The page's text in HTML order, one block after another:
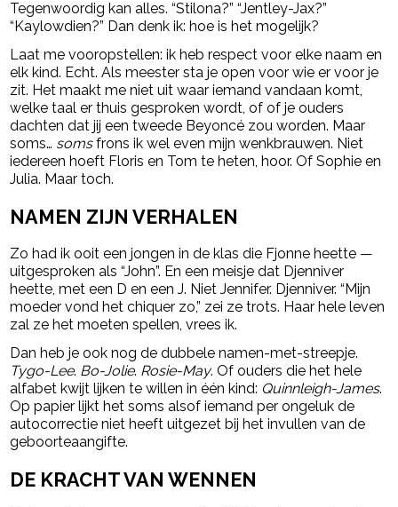
Tegenwoordig kan alles. “Stilona?” “Jentley-Jax?”
“Kaylowdien?” Dan denk ik: hoe is het mogelijk?
Laat me vooropstellen: ik heb respect voor elke naam en
elk kind. Echt. Als meester sta je open voor wie er voor je
zit. Het maakt me niet uit waar iemand vandaan komt,
welke taal er thuis gesproken wordt, of of je ouders
dachten dat jij een tweede Beyoncé zou worden. Maar
soms… somsfrons ik wel even mijn wenkbrauwen. Niet
iedereen hoeft Floris en Tom te heten, hoor. Of Sophie en
Julia. Maar toch.
NAMEN ZIJN VERHALEN
Zo had ik ooit een jongen in de klas die Fjonne heette —
uitgesproken als “John”. En een meisje dat Djenniver
heette, met een D en een J. Niet Jennifer. Djenniver. “Mijn
moeder vond het chiquer zo,” zei ze trots. Haar hele leven
zal ze het moeten spellen, vrees ik.
Dan heb je ook nog de dubbele namen-met-streepje.
Tygo-Lee. Bo-Jolie. Rosie-May. Of ouders die het hele
alfabet kwijt lijken te willen in één kind: Quinnleigh-James.
Op papier lijkt het soms alsof iemand per ongeluk de
autocorrectie niet heeft uitgezet bij het invullen van de
geboorteaangifte.
DE KRACHT VAN WENNEN